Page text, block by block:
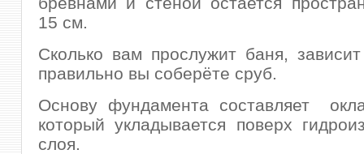
15 см.
Сколько вам прослужит баня,
правильно вы соберёте сруб.
Основу фундамента составляет
который укладывается поверх
слоя.